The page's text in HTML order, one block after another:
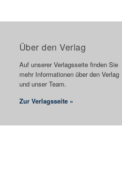
Über den Verlag
Auf unserer Verlagsseite finden Sie
mehr Informationen über den Verlag
und unser Team.
Zur Verlagsseite »